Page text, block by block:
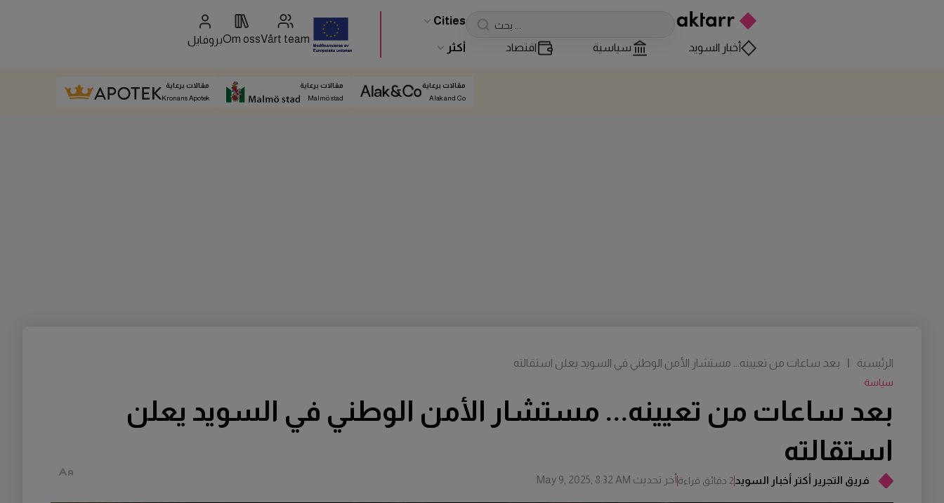
Cities
أخبار السويد سياسية اقتصاد أكثر
Vårt team
Om ossبروفايل
مقالات برعاية
Alak and Co
مقالات برعاية
Malmö stad
مقالات برعاية
Kronans Apotek
فريق التجرير أكتر أخبار السويد2 دقائق قراءة أخر تحديث May 9, 2025, 8:32 AM
بعد ساعات من تعيينه... مستشار الأمن الوطني في السويد يعلن
استقالته
سياسة
الرئيسية | بعد ساعات من تعيينه... مستشار الأمن الوطني في السويد يعلن استقالته